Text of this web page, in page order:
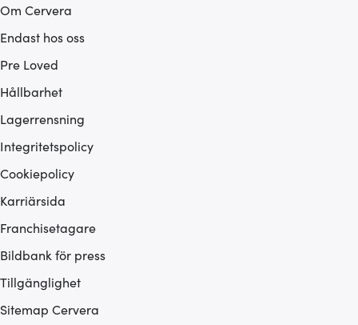
Om Cervera
Endast hos oss
Pre Loved
Hållbarhet
Lagerrensning
Integritetspolicy
Cookiepolicy
Karriärsida
Franchisetagare
Bildbank för press
Tillgänglighet
Sitemap Cervera